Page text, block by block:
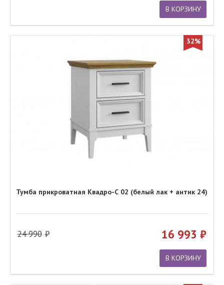
В КОРЗИНУ
32%
Тумба прикроватная Квадро-С 02 (белый лак + антик 24)
24 990 16 993
В КОРЗИНУ